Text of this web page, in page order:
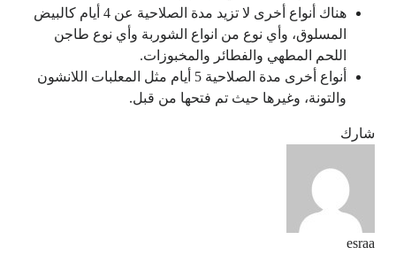
هناك أنواع أخرى لا تزيد مدة الصلاحية عن 4 أيام كالبيض
المسلوق، وأي نوع من انواع الشوربة وأي نوع طاجن
اللحم المطهي والفطائر والمخبوزات.
أنواع أخرى مدة الصلاحية 5 أيام مثل المعلبات اللانشون
والتونة، وغيرها حيث تم فتحها من قبل.
شارك
esraa